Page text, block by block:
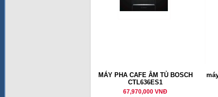
MÁY PHA CAFE ÂM TỦ BOSCH
CTL636ES1
67,970,000 VNĐ